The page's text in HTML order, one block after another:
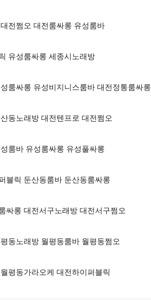
전쩜오 대전룸싸롱 유성룸바
유성룸싸롱 세종시노래방
룸싸롱 유성비지니스룸바 대전정통룸싸롱
동노래방 대전텐프로 대전쩜오
룸바 유성룸싸롱 유성풀싸롱
블릭 둔산동룸바 둔산동룸싸롱
싸롱 대전서구노래방 대전서구쩜오
동노래방 월평동룸바 월평동쩜오
평동가라오케 대전하이퍼블릭